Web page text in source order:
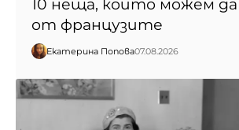
10 неща, които можем
от французите
Екатерина Попова07.08.2026